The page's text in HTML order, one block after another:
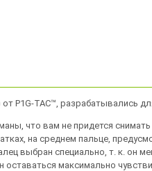
от P1G-TAC™,
что вам не придется
на среднем пальце,
выбран специально, т. к. он
максимально